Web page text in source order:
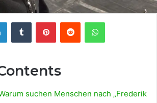
LinkedInTumblr PinterestReddit WhatsApp
suchen Menschen nach „Frederik